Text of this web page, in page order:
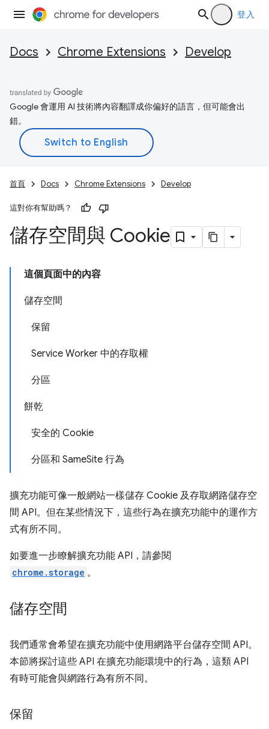
登入
Docs Chrome Extensions Develop
Google 會運用 AI 技術將內容翻譯成你偏好的語言，但可能會出
錯。
首頁 Docs Chrome Extensions Develop
這對你有幫助嗎？
儲存空間與 Cookie
這個頁面中的內容
儲存空間
保留
Service Worker 中的存取權
分區
餅乾
安全的 Cookie
分區和 SameSite 行為
擴充功能可像一般網站一樣儲存 Cookie 及存取網路儲存空
間 API。但在某些情況下，這些行為在擴充功能中的運作方
式有所不同。
如要進一步瞭解擴充功能 API，請參閱
chrome.storage 。
儲存空間
我們通常會希望在擴充功能中使用網路平台儲存空間 API。
本節將探討這些 API 在擴充功能環境中的行為，這類 API
有時可能會與網路行為有所不同。
保留